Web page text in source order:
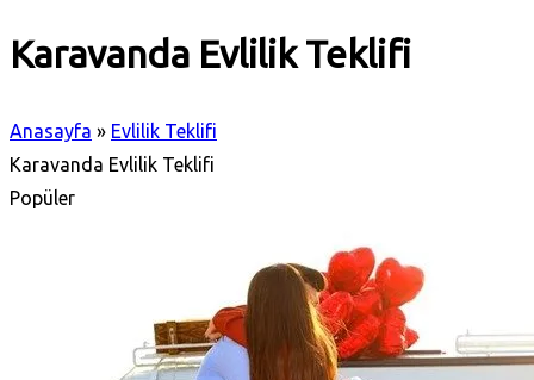
Karavanda Evlilik Teklifi
Anasayfa » Evlilik Teklifi
Karavanda Evlilik Teklifi
Popüler